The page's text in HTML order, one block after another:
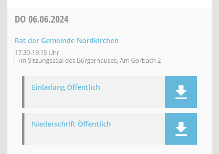
DO 06.06.2024
Rat der Gemeinde Nordkirchen
17:30-19:15 Uhr
im Sitzungssaal des Bürgerhauses, Am Gorbach 2
Einladung Öffentlich
Niederschrift Öffentlich